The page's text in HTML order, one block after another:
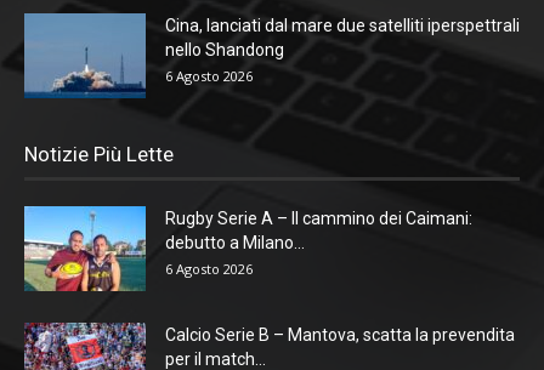
Cina, lanciati dal mare due satelliti iperspettrali
nello Shandong
6 Agosto 2026
Notizie Più Lette
Rugby Serie A – Il cammino dei Caimani:
debutto a Milano...
6 Agosto 2026
Calcio Serie B – Mantova, scatta la prevendita
per il match...